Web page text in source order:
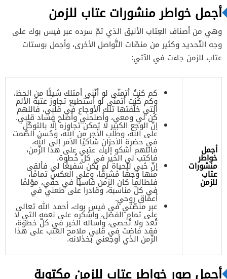
أجمل خواطر منشورات عتاب للزمن
وهي من أصناف العِتاب الأنيق الذي تمّ سرده عبر فيس بوك على
وجه التّحديد وكثير من منصّات التَّواصل الأخرى، وأجمل بوستات
عتاب للزمن جاءت في الآتي:
أجمل
خواطر
منشورات
عتاب
للزمن
كم كنتُ أتمنّى لو أنّني أمتلك شيئًا من الحظ،
وكم كُنت أتمنّى لو أستطيع تجاوز عتبة الألم
التي خلّفتها تلك الأوجاع في قلبي، فاللهم
كُن لي ومعي، وأصلحني وأصلح فساد قلبي.
إنّ الوجع الكبير لا يُمكن تجاوزه إلّا بالتوكّل
على الله، وطلب الأجر من الله، وحُسن الصّمت
في حضرة الأحزان شاكيًا الأمر إلى الله،
فاللهم أشكو إليك عتبي على هذا الزّمن،
فاكتب لي الخير في كل خُطوة.
إنّ حُبي للحياة لم يكن شفيعًَا لي فألقى
منها وجهًا مُشرقًا، وعلى العكس تمامًا،
فلطالما كان الزمن قاسيًا في حقّي، مؤلمًا
في كلّ مناسبة، وقادرا على طعني في
أعماق روحي.
عبر منصّتي في فيس بوك، أحمد الله تعالى
على تمام الفضل، وأشكره على نعمه التي لا
تُعد ولا تُحصى، وأسأله الخير في كلّ خطوة،
فقد فاضت في قلبي ملامح العَتب على هذا
الزّمن الذي أوجعني بخذلانه.